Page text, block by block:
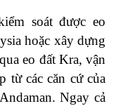
soát được eo
hoặc xây dựng
eo đất Kra, vận
từ các căn cứ của
Ngay cả